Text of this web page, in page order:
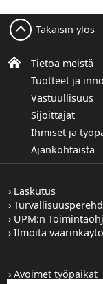
Tietoa meistä
Tuotteet ja
Vastuullisuus
Sijoittajat
Ihmiset ja
Ajankohtaista
Takaisin ylös
Laskutus
UPM:n
Ilmoita
Avoimet työpaikat